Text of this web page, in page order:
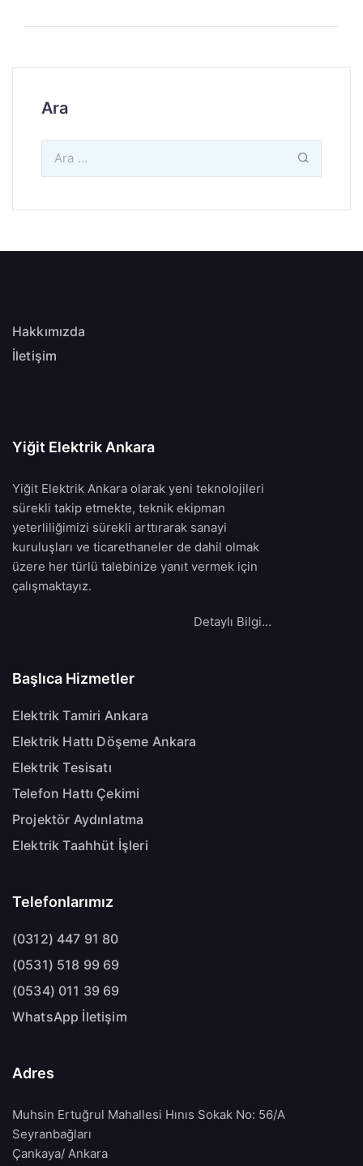
Ara
Hakkımızda
İletişim
Yiğit Elektrik Ankara
Yiğit Elektrik Ankara olarak yeni teknolojileri
sürekli takip etmekte, teknik ekipman
yeterliliğimizi sürekli arttırarak sanayi
kuruluşları ve ticarethaneler de dahil olmak
üzere her türlü talebinize yanıt vermek için
çalışmaktayız.
Detaylı Bilgi…
Başlıca Hizmetler
Elektrik Tamiri Ankara
Elektrik Hattı Döşeme Ankara
Elektrik Tesisatı
Telefon Hattı Çekimi
Projektör Aydınlatma
Elektrik Taahhüt İşleri
Telefonlarımız
(0312) 447 91 80
(0531) 518 99 69
(0534) 011 39 69
WhatsApp İletişim
Adres
Muhsin Ertuğrul Mahallesi Hınıs Sokak No: 56/A
Seyranbağları
Çankaya/ Ankara